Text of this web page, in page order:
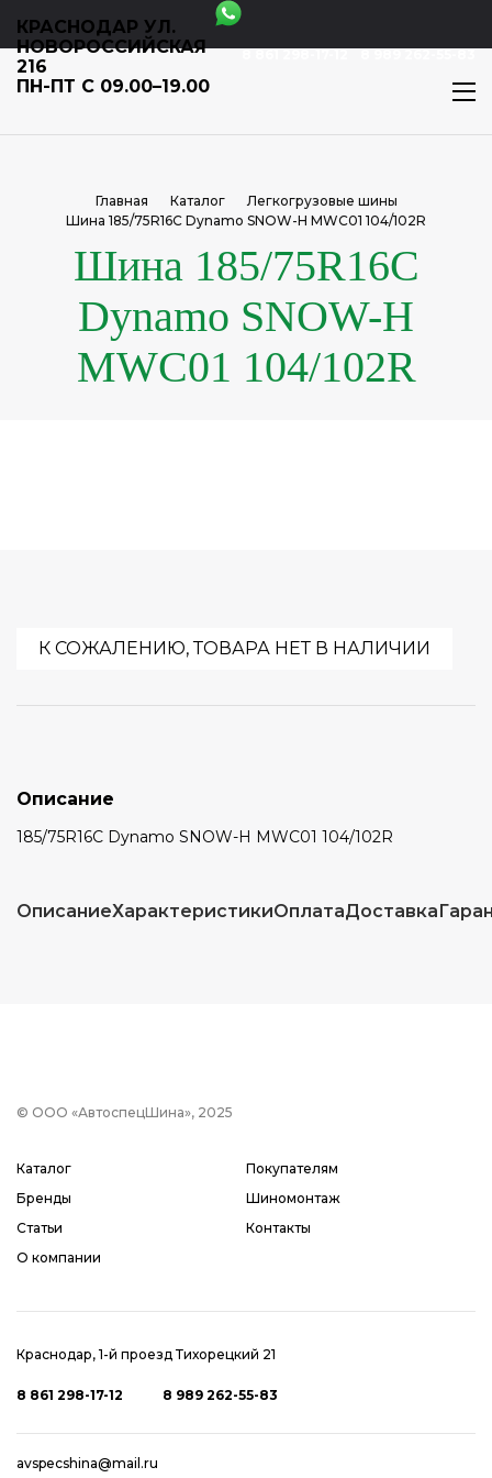
КРАСНОДАР УЛ.
НОВОРОССИЙСКАЯ
216
ПН-ПТ С 09.00–19.00
8 861 298-17-12 8 989 262-55-83
Главная Каталог
Легкогрузовые шины
Шина 185/75R16C Dynamo SNOW-H MWC01 104/102R
Шина 185/75R16C
Dynamo SNOW-H
MWC01 104/102R
К СОЖАЛЕНИЮ, ТОВАРА НЕТ В НАЛИЧИИ
Описание
185/75R16C Dynamo SNOW-H MWC01 104/102R
ОписаниеХарактеристикиОплатаДоставка
© ООО «АвтоспецШина», 2025
Каталог
Бренды
Статьи
О компании
Покупателям
Шиномонтаж
Контакты
Краснодар, 1-й проезд Тихорецкий 21
8 861 298-17-12 8 989 262-55-83
avspecshina@mail.ru